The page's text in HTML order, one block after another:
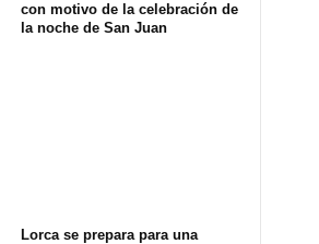
con motivo de la celebración de
la noche de San Juan
Lorca se prepara para una